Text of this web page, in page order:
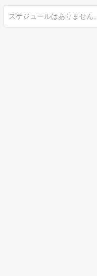
スケジュールはありません。